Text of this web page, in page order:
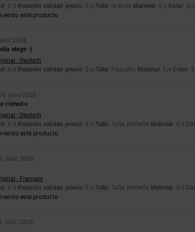
: 5 /5 Relación calidad-precio: 5 /5 Talla: Grande Material : 5/5 Color: 5/5
este producto
2026
elegir :)
- Deutsch
: 4 /5 Relación calidad-precio: 5 /5 Talla: Pequeño Material : 3 /5 Color: 5
julio 2026
cómodo
- Deutsch
: 5 /5 Relación calidad-precio: 4 /5 Talla: Talla perfecta Material : 5/5
este producto
julio 2026
- Français
: 5 /5 Relación calidad-precio: 5 /5 Talla: Talla perfecta Material : 5/5
este producto
julio 2026